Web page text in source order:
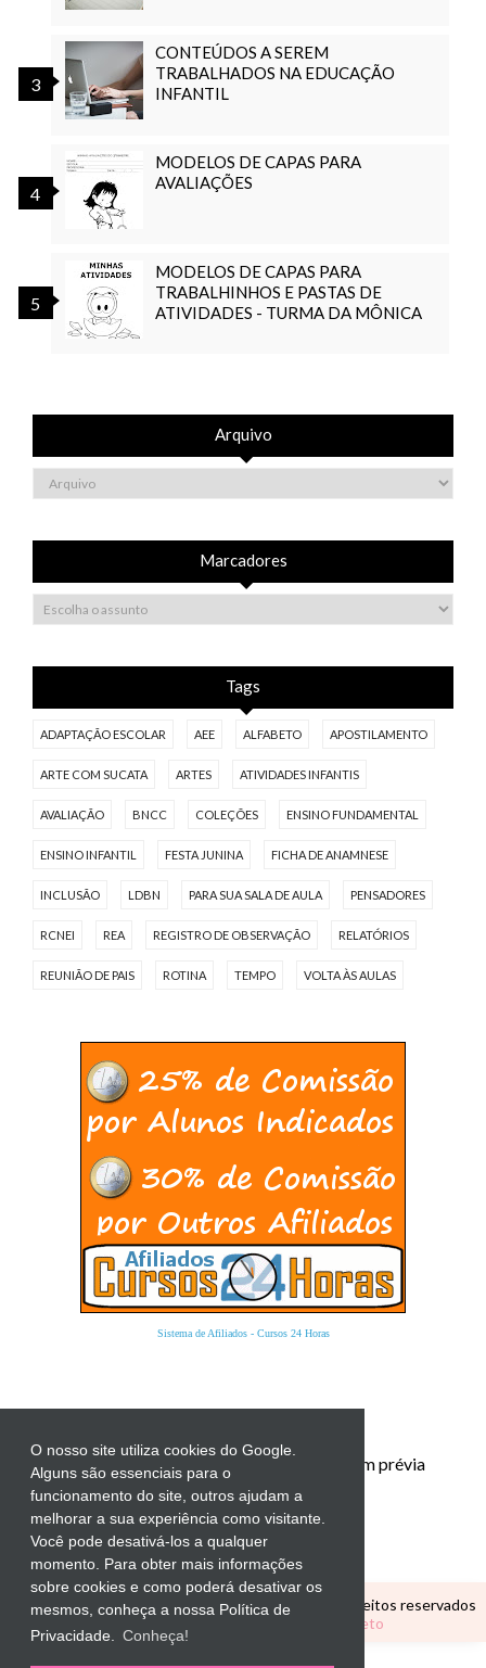
O nosso site utiliza cookies do Google.
Alguns são essenciais para o
funcionamento do site, outros ajudam a
melhorar a sua experiência como visitante.
Você pode desativá-los a qualquer
momento. Para obter mais informações
sobre cookies e como poderá desativar os
mesmos, conheça a nossa Política de
Privacidade.
Conheça!
CONTEÚDOS A SEREM
TRABALHADOS NA EDUCAÇÃO
INFANTIL
MODELOS DE CAPAS PARA
AVALIAÇÕES
MODELOS DE CAPAS PARA
TRABALHINHOS E PASTAS DE
ATIVIDADES - TURMA DA MÔNICA
Arquivo
Marcadores
Tags
ADAPTAÇÃO ESCOLAR AEE ALFABETO APOSTILAMENTO
ARTE COM SUCATA ARTES ATIVIDADES INFANTIS
AVALIAÇÃO BNCC COLEÇÕES ENSINO FUNDAMENTAL
ENSINO INFANTIL FESTA JUNINA FICHA DE ANAMNESE
INCLUSÃO LDBN PARA SUA SALA DE AULA PENSADORES
RCNEI REA REGISTRO DE OBSERVAÇÃO RELATÓRIOS
REUNIÃO DE PAIS ROTINA TEMPO VOLTA ÀS AULAS
Sistema de Afiliados- Cursos 24 Horas
Proibida a reprodução total ou parcial sem prévia
autorização.
Copyright © CANTINHO EDUCATIVOTodos os direitos reservados
Tema Personalizado por
Elaine Gaspareto